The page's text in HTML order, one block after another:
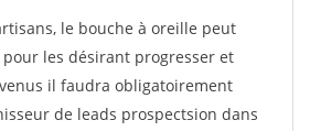
le bouche à oreille peut
les désirant progresser et
il faudra obligatoirement
de leads prospectsion dans